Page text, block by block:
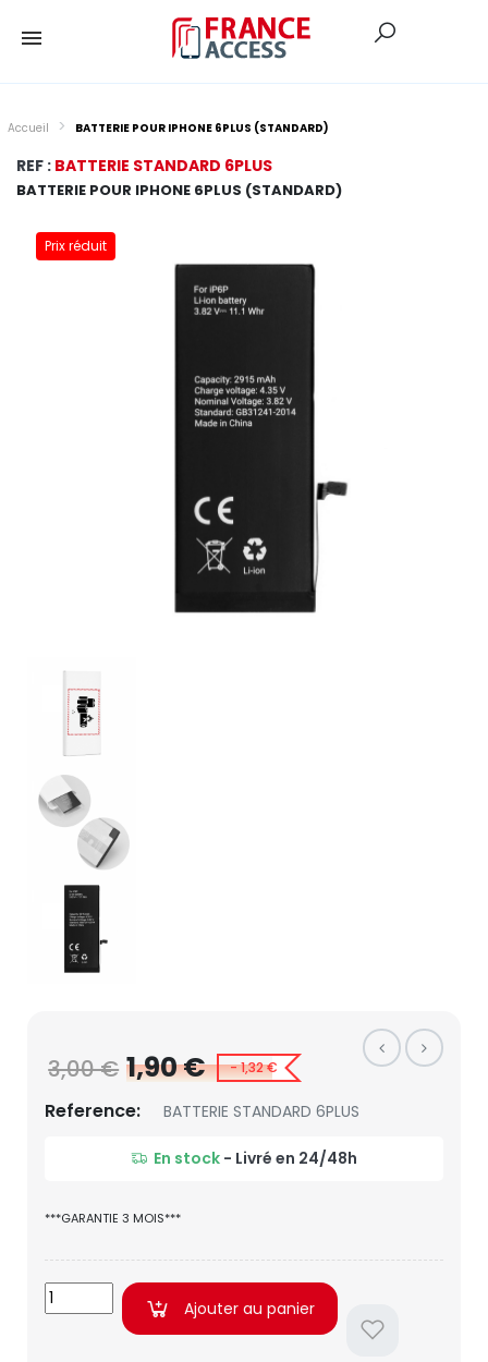
Accueil BATTERIE POUR IPHONE 6PLUS (STANDARD)
REF : BATTERIE STANDARD 6PLUS
BATTERIE POUR IPHONE 6PLUS (STANDARD)
Prix réduit
3,00 € 1,90 € - 1,32 €
Reference: BATTERIE STANDARD 6PLUS
En stock - Livré en 24/48h
***GARANTIE 3 MOIS***
Ajouter au panier